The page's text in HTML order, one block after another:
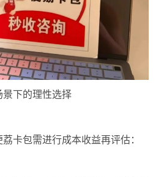
下的理性选择
卡包需进行成本收益再评估：